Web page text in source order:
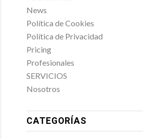
News
Política de Cookies
Política de Privacidad
Pricing
Profesionales
SERVICIOS
Nosotros
CATEGORÍAS